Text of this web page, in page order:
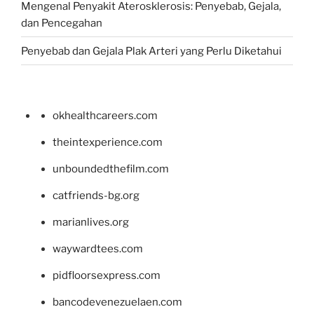
Mengenal Penyakit Aterosklerosis: Penyebab, Gejala,
dan Pencegahan
Penyebab dan Gejala Plak Arteri yang Perlu Diketahui
okhealthcareers.com
theintexperience.com
unboundedthefilm.com
catfriends-bg.org
marianlives.org
waywardtees.com
pidfloorsexpress.com
bancodevenezuelaen.com